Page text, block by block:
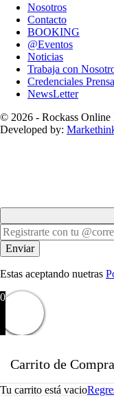
Nosotros
Contacto
BOOKING
@Eventos
Noticias
Trabaja con
Credenciales Prensa
NewsLetter
© 2026 - Rockass Online
Developed by:
Estas aceptando nuetras
0
Carrito de
Tu carrito está vacio